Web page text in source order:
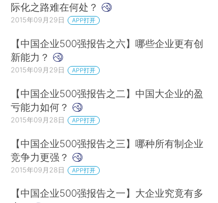
际化之路难在何处？
2015年09月29日 APP打开
【中国企业500强报告之六】哪些企业更有创
新能力？
2015年09月29日 APP打开
【中国企业500强报告之二】中国大企业的盈
亏能力如何？
2015年09月28日 APP打开
【中国企业500强报告之三】哪种所有制企业
竞争力更强？
2015年09月28日 APP打开
【中国企业500强报告之一】大企业究竟有多